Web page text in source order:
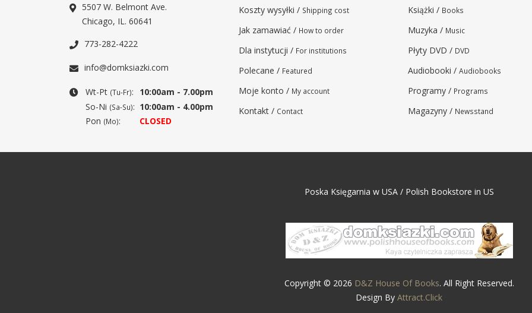
5507 W. Belmont Ave.
Chicago, IL. 60641
773-282-4222
info@domksiazki.com
Wt-Pt (Tu-Fr):
10:00am - 7.00pm
So-Ni (Sa-Su): 10:00am - 4.00pm
Pon (Mo): CLOSED
Koszty wysyłki / Shipping cost
Jak zamawiać / How to order
Dla instytucji / For institutions
Polecane / Featured
Moje konto / My account
Kontakt / Contact
Książki / Books
Muzyka / Music
Płyty DVD / DVD
Audiobooki / Audiobooks
Programy / Programs
Magazyny / Newsstand
Poska Księgarnia w USA / Polish Bookstore in US
Copyright © 2026 D&Z House Of Books. All Right Reserved.
Design By Attract.Click